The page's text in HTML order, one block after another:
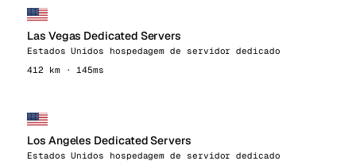
Las Vegas Dedicated Servers
Estados Unidos hospedagem de servidor dedicado
412 km · 145ms
Los Angeles Dedicated Servers
Estados Unidos hospedagem de servidor dedicado